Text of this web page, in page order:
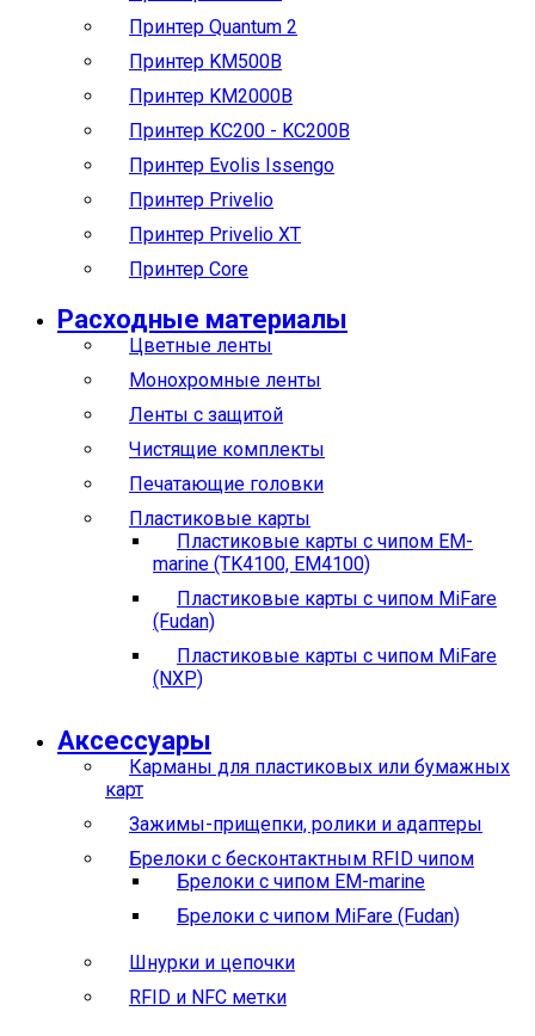
Принтер Quantum 2
Принтер KM500B
Принтер KM2000B
Принтер KC200 - KC200B
Принтер Evolis Issengo
Принтер Privelio
Принтер Privelio XT
Принтер Core
Расходные материалы
Цветные ленты
Монохромные ленты
Ленты с защитой
Чистящие комплекты
Печатающие головки
Пластиковые карты
Пластиковые карты с чипом EM-
marine (TK4100, EM4100)
Пластиковые карты с чипом MiFare
(Fudan)
Пластиковые карты с чипом MiFare
(NXP)
Аксессуары
Карманы для пластиковых или бумажных
карт
Зажимы-прищепки, ролики и адаптеры
Брелоки с бесконтактным RFID чипом
Брелоки с чипом EM-marine
Брелоки с чипом MiFare (Fudan)
Шнурки и цепочки
RFID и NFC метки